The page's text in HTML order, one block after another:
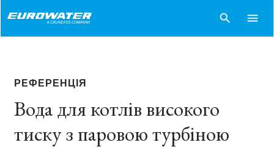
search menu
РЕФЕРЕНЦІЯ
Вода для котлів високого
тиску з паровою турбіною